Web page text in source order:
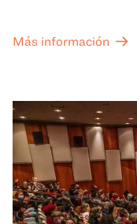
Más información